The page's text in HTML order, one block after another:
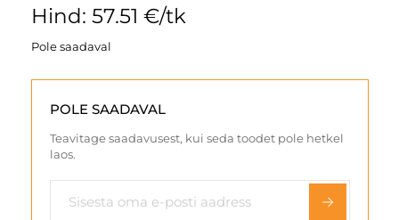
Hind: 57.51 €/tk
Pole saadaval
POLE SAADAVAL
Teavitage saadavusest, kui seda toodet pole hetkel
laos.